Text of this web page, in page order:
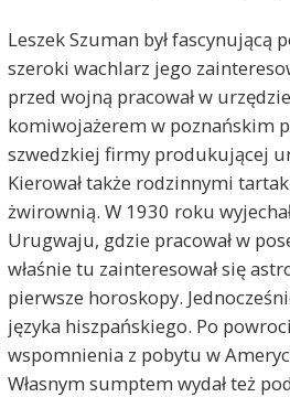
Leszek Szuman był fascynującą
szeroki wachlarz jego
przed wojną pracował w
komiwojażerem w poznańskim
szwedzkiej firmy produkującej
Kierował także rodzinnymi
żwirownią. W 1930 roku
Urugwaju, gdzie pracował w
właśnie tu zainteresował się
pierwsze horoskopy.
języka hiszpańskiego. Po
wspomnienia z pobytu w
Własnym sumptem wydał też